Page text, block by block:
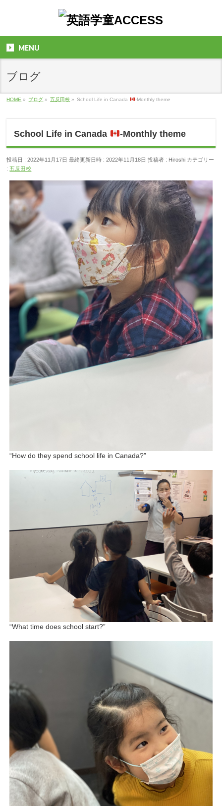
MENU
ブログ
HOME » ブログ » 五反田校 » School Life in Canada -Monthly theme
School Life in Canada -Monthly theme
投稿日 : 2022年11月17日 最終更新日時 : 2022年11月18日 投稿者 : Hiroshi カテゴリー
:五反田校
“How do they spend school life in Canada?”
“What time does school start?”